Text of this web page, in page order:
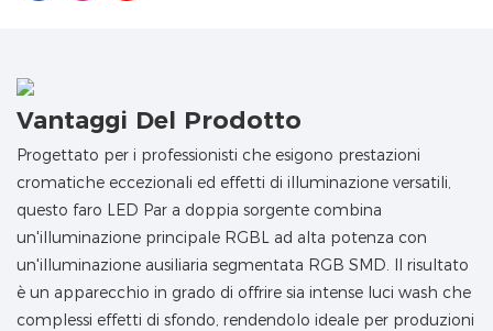
Vantaggi Del Prodotto
Progettato per i professionisti che esigono prestazioni
cromatiche eccezionali ed effetti di illuminazione versatili,
questo faro LED Par a doppia sorgente combina
un'illuminazione principale RGBL ad alta potenza con
un'illuminazione ausiliaria segmentata RGB SMD. Il risultato
è un apparecchio in grado di offrire sia intense luci wash che
complessi effetti di sfondo, rendendolo ideale per produzioni